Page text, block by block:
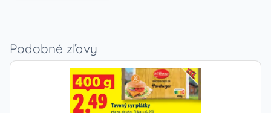
Podobné zľavy